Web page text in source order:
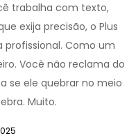
trabalha com texto,
exija precisão, o Plus
Como um
Você não reclama do
se ele quebrar no meio
Muito.